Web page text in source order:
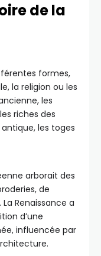
de la
formes,
la religion ou les
les
riches des
les toges
arborait des
de
Renaissance a
d’une
influencée par